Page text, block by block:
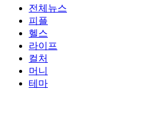
전체뉴스
피플
헬스
라이프
컬처
머니
테마